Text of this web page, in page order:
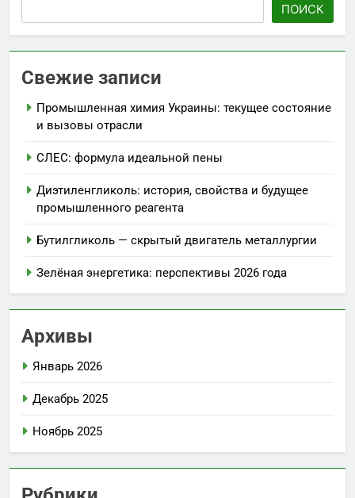
ПОИСК
Свежие записи
Промышленная химия Украины: текущее состояние
и вызовы отрасли
СЛЕС: формула идеальной пены
Диэтиленгликоль: история, свойства и будущее
промышленного реагента
Бутилгликоль — скрытый двигатель металлургии
Зелёная энергетика: перспективы 2026 года
Архивы
Январь 2026
Декабрь 2025
Ноябрь 2025